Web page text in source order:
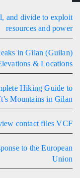
and divide to exploit
resources and power
in Gilan (Guilan)
& Locations
Hiking Guide to
Mountains in Gilan
contact files VCF?
to the European
Union